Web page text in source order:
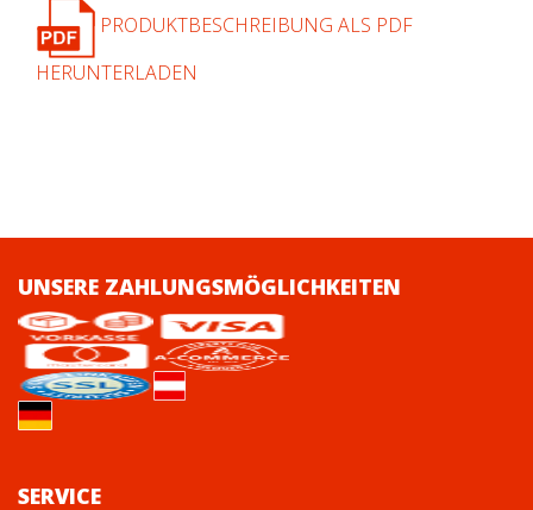
PRODUKTBESCHREIBUNG ALS PDF
HERUNTERLADEN
UNSERE ZAHLUNGSMÖGLICHKEITEN
SERVICE